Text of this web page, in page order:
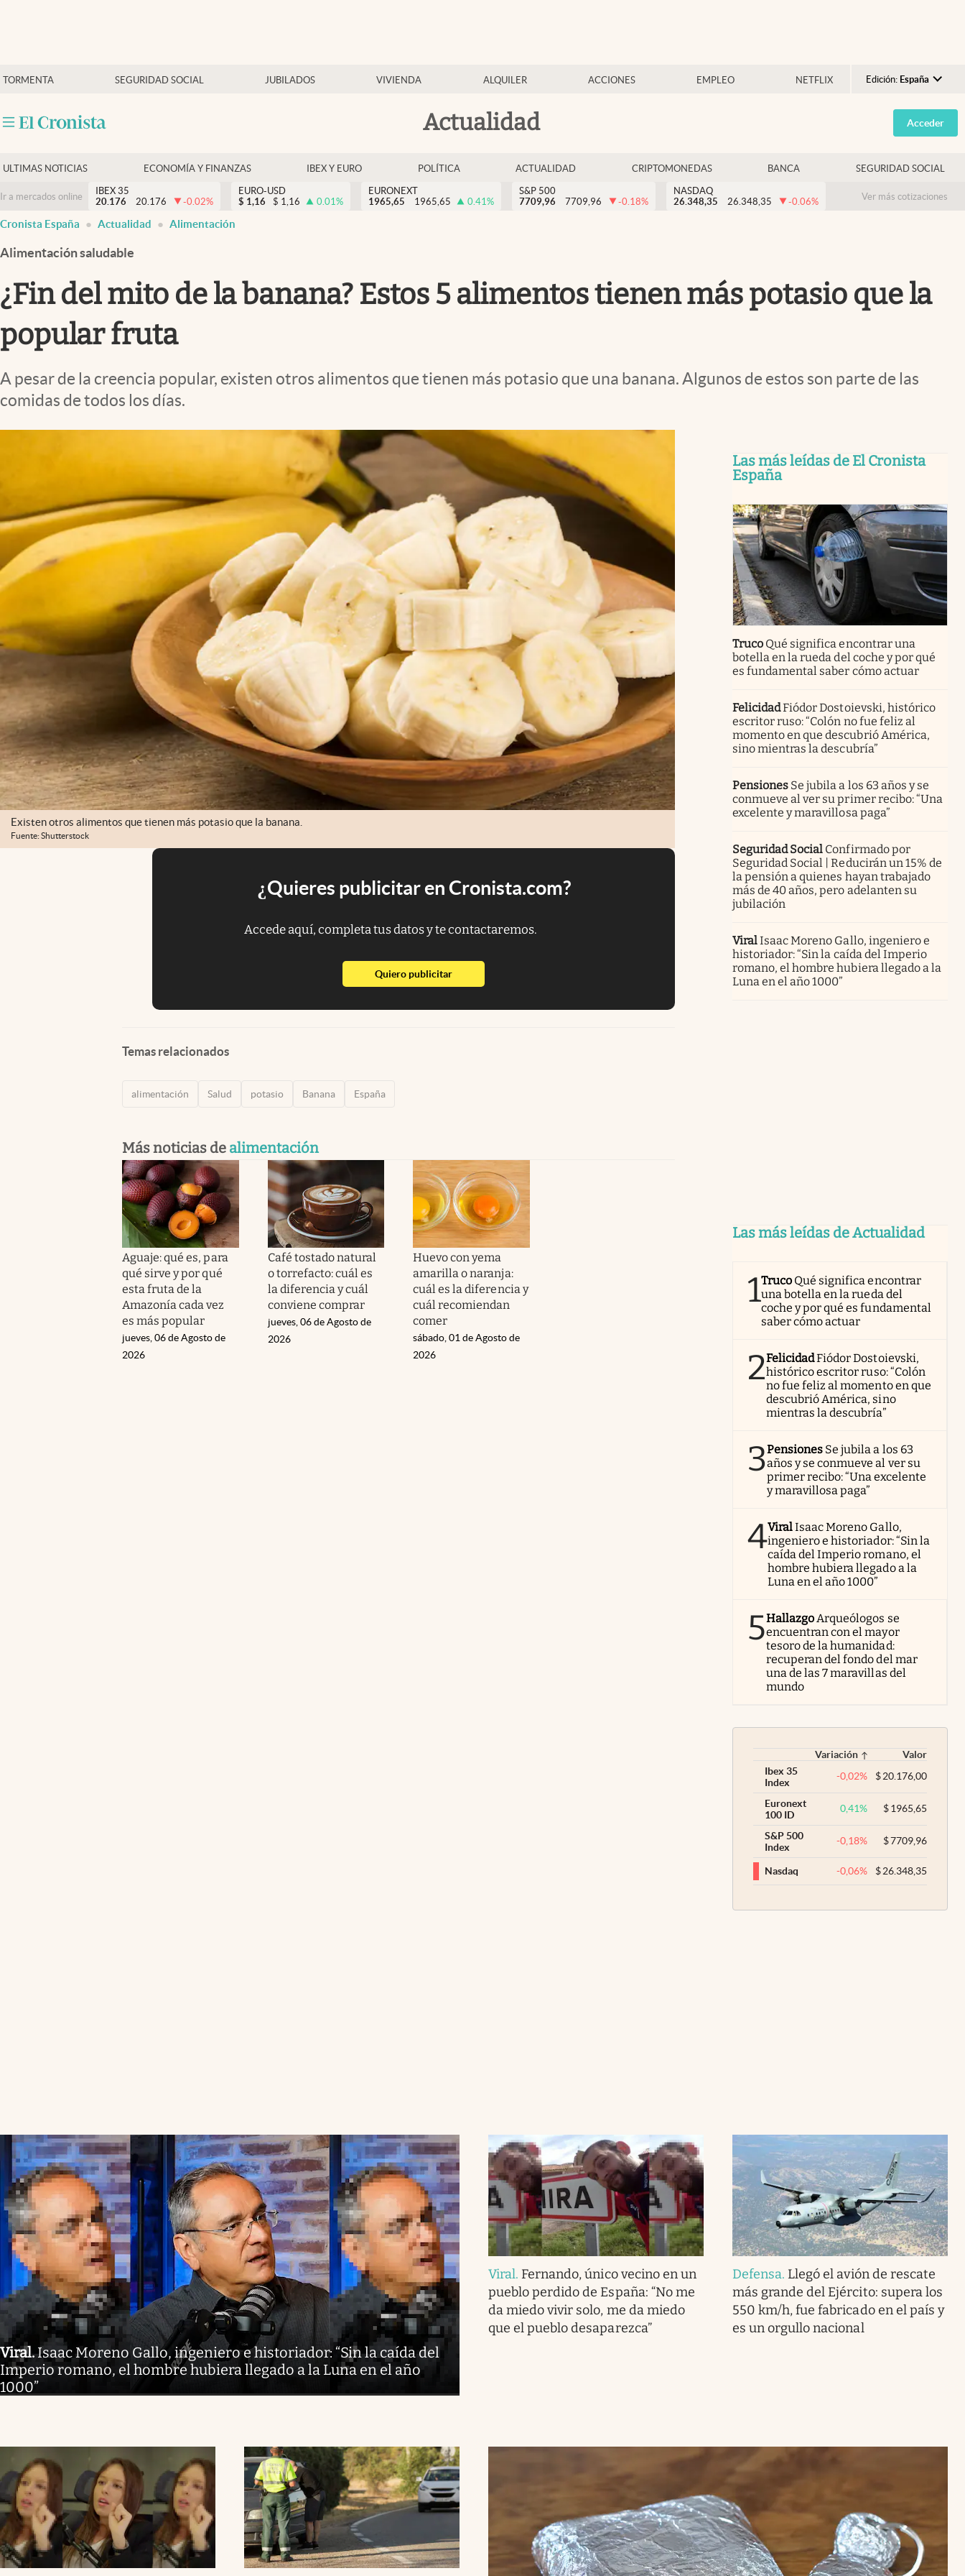
TORMENTA SEGURIDAD SOCIAL JUBILADOS VIVIENDA ALQUILER ACCIONES EMPLEO NETFLIX Edición: España
Argentina
España
USA
Colombia
Actualidad
Economía y finanzas
Criptomonedas
Acceder
ULTIMAS NOTICIAS ECONOMÍA Y FINANZAS IBEX Y EURO POLÍTICA ACTUALIDAD CRIPTOMONEDAS BANCA SEGURIDAD SOCIAL
Ir a mercados online
IBEX 35
20.176
20.176 -0.02%
EURO-USD
$ 1,16 $ 1,16 0.01%
EURONEXT
1965,65
1965,65 0.41%
S&P 500
7709,96
7709,96 -0.18%
NASDAQ
26.348,35
26.348,35 -0.06% Ver más cotizaciones
Cronista España Actualidad Alimentación
Alimentación saludable
¿Fin del mito de la banana? Estos 5 alimentos tienen más potasio que la
popular fruta
A pesar de la creencia popular, existen otros alimentos que tienen más potasio que una banana. Algunos de estos son parte de las
comidas de todos los días.
Existen otros alimentos que tienen más potasio que la banana.
Fuente: Shutterstock
¿Quieres publicitar en Cronista.com?
Accede aquí, completa tus datos y te contactaremos.
Quiero publicitarabre en nueva pestaña
Temas relacionados
alimentación Salud potasio Banana España
Más noticias de alimentación
Aguaje: qué es, para
qué sirve y por qué
esta fruta de la
Amazonía cada vez
es más popular
jueves, 06 de Agosto de
2026
Café tostado natural
o torrefacto: cuál es
la diferencia y cuál
conviene comprar
jueves, 06 de Agosto de
2026
Huevo con yema
amarilla o naranja:
cuál es la diferencia y
cuál recomiendan
comer
sábado, 01 de Agosto de
2026
Las más leídas de El Cronista
España
Truco Qué significa encontrar una
botella en la rueda del coche y por qué
es fundamental saber cómo actuar
FelicidadFiódor Dostoievski, histórico
escritor ruso: “Colón no fue feliz al
momento en que descubrió América,
sino mientras la descubría”
Pensiones Se jubila a los 63 años y se
conmueve al ver su primer recibo: “Una
excelente y maravillosa paga”
Seguridad Social Confirmado por
Seguridad Social | Reducirán un 15% de
la pensión a quienes hayan trabajado
más de 40 años, pero adelanten su
jubilación
ViralIsaac Moreno Gallo, ingeniero e
historiador: “Sin la caída del Imperio
romano, el hombre hubiera llegado a la
Luna en el año 1000”
Las más leídas de Actualidad
1Truco Qué significa encontrar
una botella en la rueda del
coche y por qué es fundamental
saber cómo actuar
2FelicidadFiódor Dostoievski,
histórico escritor ruso: “Colón
no fue feliz al momento en que
descubrió América, sino
mientras la descubría”
3Pensiones Se jubila a los 63
años y se conmueve al ver su
primer recibo: “Una excelente
y maravillosa paga”
4ViralIsaac Moreno Gallo,
ingeniero e historiador: “Sin la
caída del Imperio romano, el
hombre hubiera llegado a la
Luna en el año 1000”
5HallazgoArqueólogos se
encuentran con el mayor
tesoro de la humanidad:
recuperan del fondo del mar
una de las 7 maravillas del
mundo
Variación
Valor
Ibex 35
Index
-0,02% $20.176,00
Euronext
100 ID
0,41% $1965,65
S&P 500
Index
-0,18% $7709,96
Nasdaq -0,06% $26.348,35
Viral.Isaac Moreno Gallo, ingeniero e historiador: “Sin la caída del
Imperio romano, el hombre hubiera llegado a la Luna en el año
1000”
Viral. Fernando, único vecino en un
pueblo perdido de España: “No me
da miedo vivir solo, me da miedo
que el pueblo desaparezca”
Defensa. Llegó el avión de rescate
más grande del Ejército: supera los
550 km/h, fue fabricado en el país y
es un orgullo nacional